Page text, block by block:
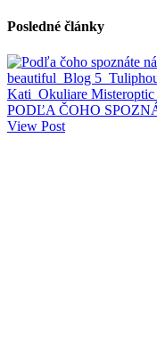
Posledné články
PODĽA ČOHO
View Post